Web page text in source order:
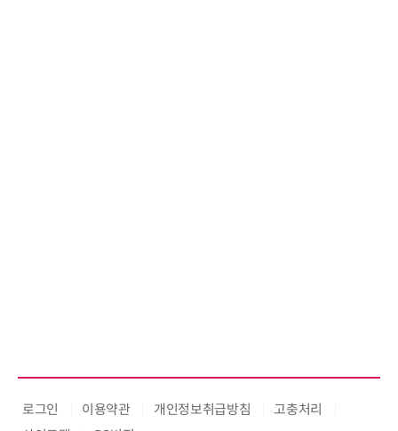
로그인 이용약관 개인정보취급방침
고충처리